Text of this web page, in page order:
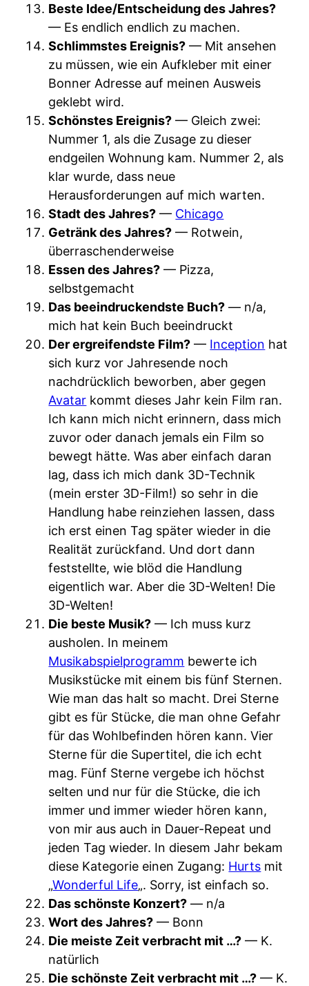
Beste Idee/Entscheidung des Jahres?
— Es endlich endlich zu machen.
Schlimmstes Ereignis? — Mit ansehen
zu müssen, wie ein Aufkleber mit einer
Bonner Adresse auf meinen Ausweis
geklebt wird.
Schönstes Ereignis? — Gleich zwei:
Nummer 1, als die Zusage zu dieser
endgeilen Wohnung kam. Nummer 2, als
klar wurde, dass neue
Herausforderungen auf mich warten.
Stadt des Jahres? — Chicago
Getränk des Jahres? — Rotwein,
überraschenderweise
Essen des Jahres? — Pizza,
selbstgemacht
Das beeindruckendste Buch? — n/a,
mich hat kein Buch beeindruckt
Der ergreifendste Film? — Inception hat
sich kurz vor Jahresende noch
nachdrücklich beworben, aber gegen
Avatar kommt dieses Jahr kein Film ran.
Ich kann mich nicht erinnern, dass mich
zuvor oder danach jemals ein Film so
bewegt hätte. Was aber einfach daran
lag, dass ich mich dank 3D-Technik
(mein erster 3D-Film!) so sehr in die
Handlung habe reinziehen lassen, dass
ich erst einen Tag später wieder in die
Realität zurückfand. Und dort dann
feststellte, wie blöd die Handlung
eigentlich war. Aber die 3D-Welten! Die
3D-Welten!
Die beste Musik? — Ich muss kurz
ausholen. In meinem
Musikabspielprogramm bewerte ich
Musikstücke mit einem bis fünf Sternen.
Wie man das halt so macht. Drei Sterne
gibt es für Stücke, die man ohne Gefahr
für das Wohlbefinden hören kann. Vier
Sterne für die Supertitel, die ich echt
mag. Fünf Sterne vergebe ich höchst
selten und nur für die Stücke, die ich
immer und immer wieder hören kann,
von mir aus auch in Dauer-Repeat und
jeden Tag wieder. In diesem Jahr bekam
diese Kategorie einen Zugang: Hurts mit
„Wonderful Life„. Sorry, ist einfach so.
Das schönste Konzert? — n/a
Wort des Jahres? — Bonn
Die meiste Zeit verbracht mit …? — K.
natürlich
Die schönste Zeit verbracht mit …? — K.